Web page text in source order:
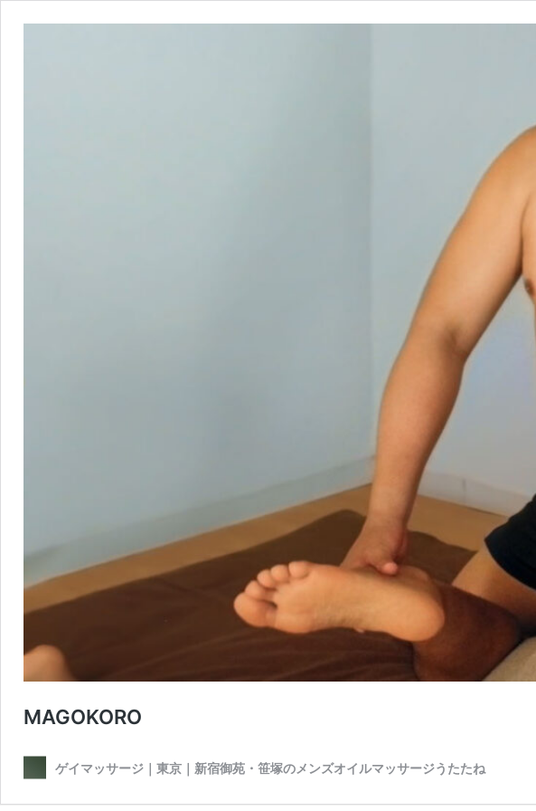
MAGOKORO
ゲイマッサージ｜東京｜新宿御苑・笹塚のメンズオイルマッサージうたたね